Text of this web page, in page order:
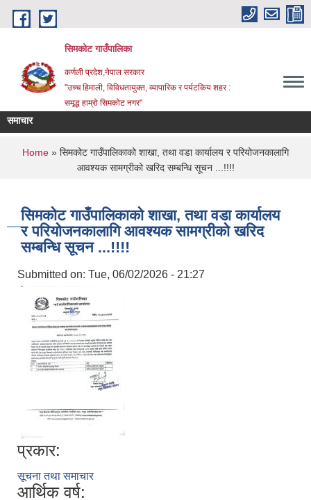
Skip to main content
सिमकोट गाउँपालिका
कर्णली प्रदेश,नेपाल सरकार
"उच्च हिमाली, विविधतायुक्त, व्यापारिक र पर्यटकिय शहर :
समृद्ध हाम्रो सिमकोट नगर"
समाचार
सूचना
You are here
Home » सिमकोट गाउँपालिकाको शाखा, तथा वडा कार्यालय र परियोजनकालागि
आवश्यक सामग्रीको खरिद सम्बन्धि सूचन ...!!!!
सिमकोट गाउँपालिकाको शाखा, तथा वडा कार्यालय
र परियोजनकालागि आवश्यक सामग्रीको खरिद
सम्बन्धि सूचन ...!!!!
Submitted on: Tue, 06/02/2026 - 21:27
प्रकार:
सूचना तथा समाचार
आर्थिक वर्ष: